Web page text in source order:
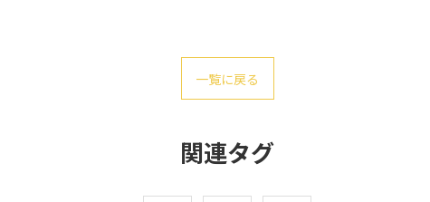
一覧に戻る
関連タグ